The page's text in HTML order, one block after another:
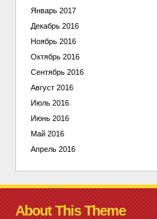
Январь 2017
Декабрь 2016
Ноябрь 2016
Октябрь 2016
Сентябрь 2016
Август 2016
Июль 2016
Июнь 2016
Май 2016
Апрель 2016
About This Theme